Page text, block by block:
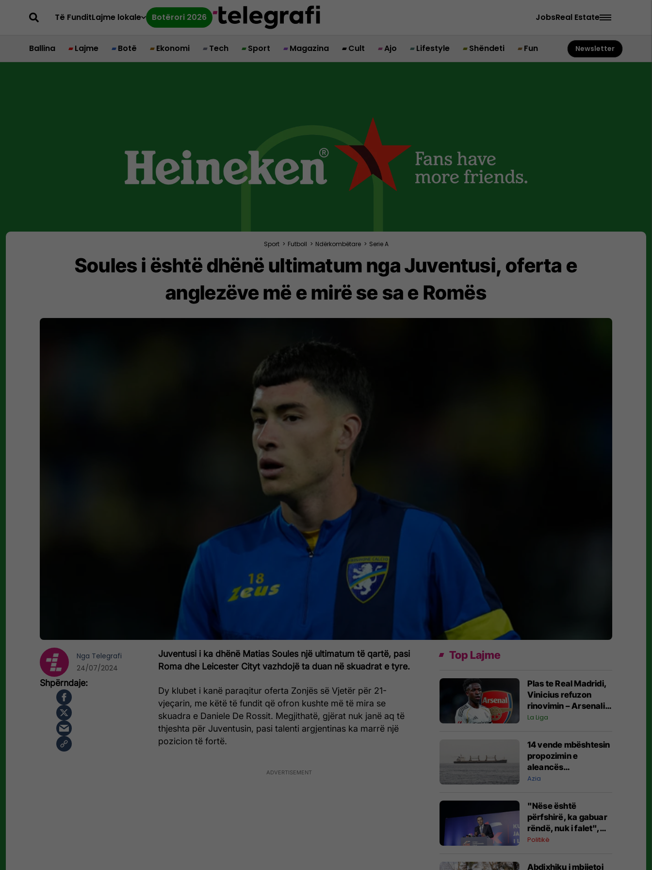
Të FunditLajme lokale Botërori 2026 JobsReal Estate
Ballina Lajme Botë Ekonomi Tech Sport Magazina Cult Ajo Lifestyle Shëndeti Fun Newsletter
Sport > Futboll > Ndërkombëtare > Serie A
Soules i është dhënë ultimatum nga Juventusi, oferta e
anglezëve më e mirë se sa e Romës
Juventusi i ka dhënë Matias Soules një ultimatum të qartë, pasi
Roma dhe Leicester Cityt vazhdojë ta duan në skuadrat e tyre.
Dy klubet i kanë paraqitur oferta Zonjës së Vjetër për 21-
vjeçarin, me këtë të fundit që ofron kushte më të mira se
skuadra e Daniele De Rossit. Megjithatë, gjërat nuk janë aq të
thjeshta për Juventusin, pasi talenti argjentinas ka marrë një
pozicion të fortë.
Nga Telegrafi
24/07/2024
Top Lajme
Plas te Real Madridi,
Vinicius refuzon
rinovimin – Arsenali
gati ofertën 140
La Liga
14 vende mbështesin
propozimin e
aleancës
shumëkombëshe të
udhëhequr nga
Arabia Saudite
Azia
"Nëse është
përfshirë, ka gabuar
rëndë, nuk i falet",
Abdixhiku i çon
Ramës
Politikë
Abdixhiku i mbijetoi